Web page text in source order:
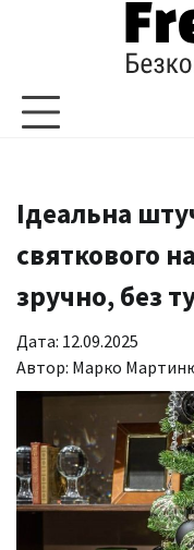
Ідеальна
святкового
зручно, без
Дата: 12.09.2025
Автор: Марко